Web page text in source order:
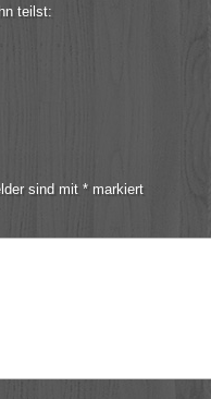
teilst:
sind mit * markiert